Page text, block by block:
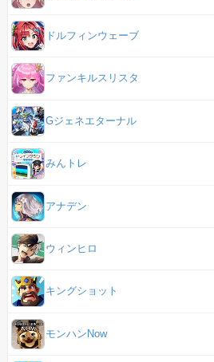
ドルフィンウェーブ
ファンキルスリスタ
Gジェネエターナル
みんトレ
アナデン
ウィンヒロ
キングショット
モンハンNow